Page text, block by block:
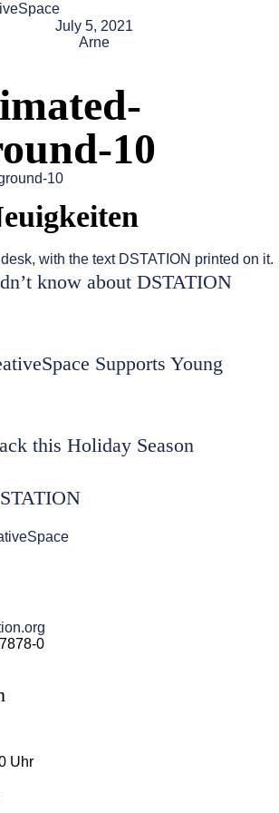
July 5, 2021
Arne
10
10
know about DSTATION
Supports Young
this Holiday Season
0
Uhr